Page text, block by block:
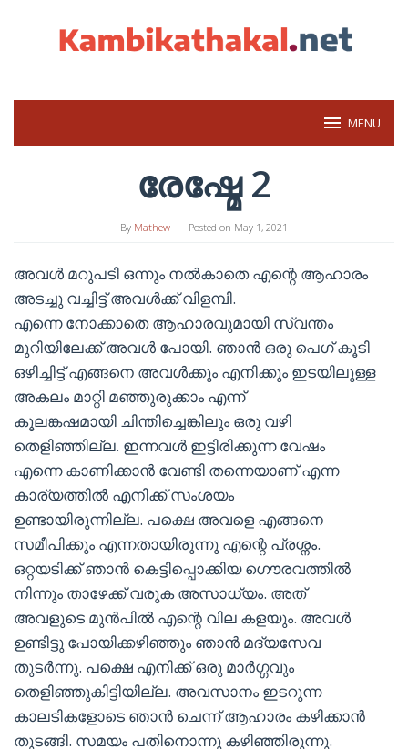
MENU
രേഷ്മേ 2
By Mathew Posted on May 1, 2021
അവള്‍ മറുപടി ഒന്നും നല്‍കാതെ എന്റെ ആഹാരം
അടച്ചു വച്ചിട്ട് അവള്‍ക്ക് വിളമ്പി.
എന്നെ നോക്കാതെ ആഹാരവുമായി സ്വന്തം
മുറിയിലേക്ക് അവള്‍ പോയി. ഞാന്‍ ഒരു പെഗ് കൂടി
ഒഴിച്ചിട്ട് എങ്ങനെ അവള്‍ക്കും എനിക്കും ഇടയിലുള്ള
അകലം മാറ്റി മഞ്ഞുരുക്കാം എന്ന്
കൂലങ്കഷമായി ചിന്തിച്ചെങ്കിലും ഒരു വഴി
തെളിഞ്ഞില്ല. ഇന്നവള്‍ ഇട്ടിരിക്കുന്ന വേഷം
എന്നെ കാണിക്കാന്‍ വേണ്ടി തന്നെയാണ് എന്ന
കാര്യത്തില്‍ എനിക്ക് സംശയം
ഉണ്ടായിരുന്നില്ല. പക്ഷെ അവളെ എങ്ങനെ
സമീപിക്കും എന്നതായിരുന്നു എന്റെ പ്രശ്നം.
ഒറ്റയടിക്ക് ഞാന്‍ കെട്ടിപ്പൊക്കിയ ഗൌരവത്തില്‍
നിന്നും താഴേക്ക് വരുക അസാധ്യം. അത്
അവളുടെ മുന്‍പില്‍ എന്റെ വില കളയും. അവള്‍
ഉണ്ടിട്ടു പോയിക്കഴിഞ്ഞും ഞാന്‍ മദ്യസേവ
തുടര്‍ന്നു. പക്ഷെ എനിക്ക് ഒരു മാര്‍ഗ്ഗവും
തെളിഞ്ഞുകിട്ടിയില്ല. അവസാനം ഇടറുന്ന
കാലടികളോടെ ഞാന്‍ ചെന്ന് ആഹാരം കഴിക്കാന്‍
തുടങ്ങി. സമയം പതിനൊന്നു കഴിഞ്ഞിരുന്നു.